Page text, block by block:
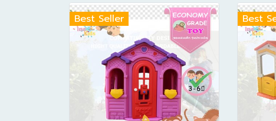
Best Seller Best